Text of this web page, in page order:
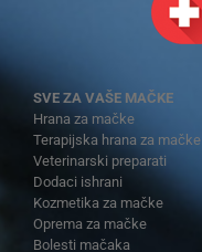
SVE ZA VAŠE MAČKE
Hrana za mačke
Terapijska hrana za mačke
Veterinarski preparati
Dodaci ishrani
Kozmetika za mačke
Oprema za mačke
Bolesti mačaka